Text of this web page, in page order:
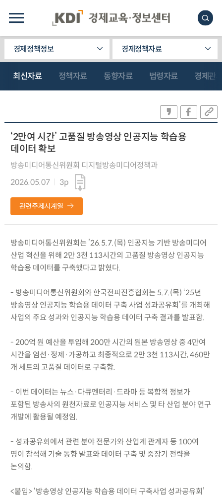
경제정책정보 경제정책자료
최신자료 정책자료 동향자료 법령자료 경제관
‘2만여 시간’ 고품질 방송영상 인공지능 학습용
데이터 확보
방송미디어통신위원회 디지털방송미디어정책과
2026.05.07
3p
관련주제시계열
방송미디어통신위원회는 ’26.5.7.(목) 인공지능 기반 방송미디어
산업 혁신을 위해 2만 3천 113시간의 고품질 방송영상 인공지능
학습용 데이터를 구축했다고 밝혔다.
- 방송미디어통신위원회와 한국전파진흥협회는 5.7.(목) ‘25년
방송영상 인공지능 학습용 데이터 구축 사업 성과공유회’를 개최해
사업의 주요 성과와 인공지능 학습용 데이터 구축 결과를 발표함.
- 200억 원 예산을 투입해 200만 시간의 원본 방송영상 중 4만여
시간을 엄선·정제·가공하고 최종적으로 2만 3천 113시간, 460만
개 세트의 고품질 데이터로 구축함.
- 이번 데이터는 뉴스·다큐멘터리·드라마 등 복합적 정보가
포함된 방송사의 원천자료로 인공지능 서비스 및 타 산업 분야 연구
개발에 활용될 예정임.
- 성과공유회에서 관련 분야 전문가와 산업계 관계자 등 100여
명이 참석해 기술 동향 발표와 데이터 구축 및 중장기 전략을
논의함.
<붙임> ‘방송영상 인공지능 학습용 데이터 구축사업 성과공유회’